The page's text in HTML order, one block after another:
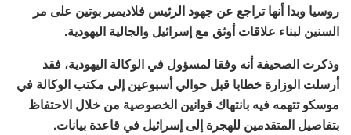
روسيا وبدا أنها تراجع عن جهود الرئيس فلاديمير بوتين على مر
السنين لبناء علاقات أوثق مع إسرائيل والجالية اليهودية.
وذكرت الصحيفة أنه وفقا لمسؤول في الوكالة اليهودية، فقد
أرسلت الوزارة خطابا قبل حوالي أسبوعين إلى مكتب الوكالة في
موسكو تتهمه فيه بانتهاك قوانين الخصوصية من خلال الاحتفاظ
بتفاصيل المتقدمين للهجرة إلى إسرائيل في قاعدة بيانات.